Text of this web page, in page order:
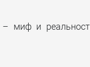
– миф и